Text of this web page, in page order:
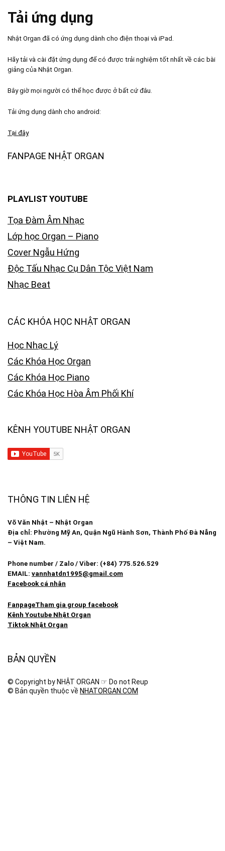
Tải ứng dụng
Nhật Organ đã có ứng dụng dành cho điện thoại và iPad.
Hãy tải và cài đặt ứng dụng để có được trải nghiệm tốt nhất về các bài
giảng của Nhật Organ.
Bây giờ mọi người có thể học được ở bất cứ đâu.
Tải ứng dụng dành cho android:
Tại đây
FANPAGE NHẬT ORGAN
PLAYLIST YOUTUBE
Tọa Đàm Âm Nhạc
Lớp học Organ – Piano
Cover Ngẫu Hứng
Độc Tấu Nhạc Cụ Dân Tộc Việt Nam
Nhạc Beat
CÁC KHÓA HỌC NHẬT ORGAN
Học Nhạc Lý
Các Khóa Học Organ
Các Khóa Học Piano
Các Khóa Học Hòa Âm Phối Khí
KÊNH YOUTUBE NHẬT ORGAN
THÔNG TIN LIÊN HỆ
Võ Văn Nhật – Nhật Organ
Địa chỉ: Phường Mỹ An, Quận Ngũ Hành Sơn, Thành Phố Đà Nẵng
– Việt Nam.
Phone number / Zalo / Viber: (+84) 775.526.529
EMAIL: vannhatdn1995@gmail.com
Facebook cá nhân
FanpageTham gia group facebook
Kênh Youtube Nhật Organ
Tiktok Nhật Organ
BẢN QUYỀN
© Copyright by NHẬT ORGAN ☞ Do not Reup
© Bản quyền thuộc về NHATORGAN.COM